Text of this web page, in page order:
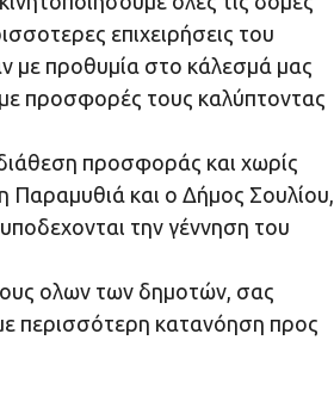
επιχειρήσεις του
με προθυμία στο κάλεσμά μας
προσφορές τους καλύπτοντας
προσφοράς και χωρίς
Παραμυθιά και ο Δήμος Σουλίου,
την γέννηση του
ολων των δημοτών, σας
περισσότερη κατανόηση προς